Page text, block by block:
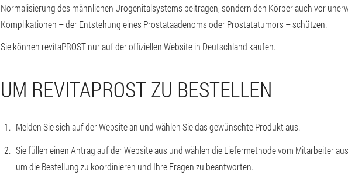
Normalisierung des männlichen Urogenitalsystems beitragen, sondern den Körper auch vor
Komplikationen – der Entstehung eines Prostataadenoms oder Prostatatumors – schützen.
Sie können revitaPROST nur auf der offiziellen Website in Deutschland kaufen.
UM REVITAPROST ZU BESTELLEN
Melden Sie sich auf der Website an und wählen Sie das gewünschte Produkt aus.
Sie füllen einen Antrag auf der Website aus und wählen die Liefermethode vom Mitarbeiter
um die Bestellung zu koordinieren und Ihre Fragen zu beantworten.